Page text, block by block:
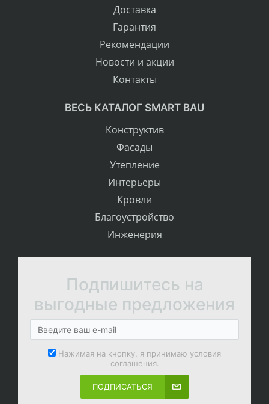
Доставка
Гарантия
Рекомендации
Новости и акции
Контакты
ВЕСЬ КАТАЛОГ SMART BAU
Конструктив
Фасады
Утепление
Интерьеры
Кровли
Благоустройство
Инженерия
Подпишитесь на
выгодные предложения
Нажимая на кнопку, я принимаю условия
соглашения.
ПОДПИСАТЬСЯ